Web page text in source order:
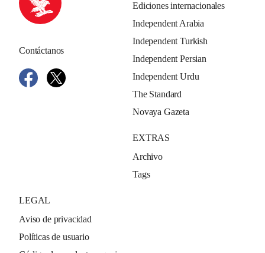
Contáctanos
Ediciones internacionales
Independent Arabia
Independent Turkish
Independent Persian
Independent Urdu
The Standard
Novaya Gazeta
EXTRAS
Archivo
Tags
LEGAL
Aviso de privacidad
Políticas de usuario